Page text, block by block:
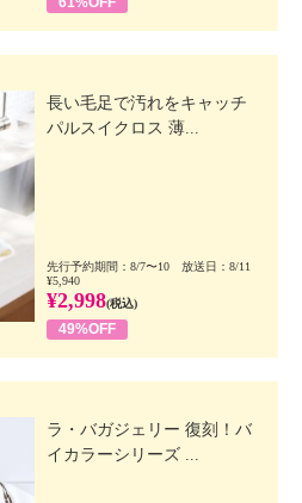
長い毛足で汚れをキャッチ
パルスイクロス 薄...
先行予約期間：8/7〜10 放送日：8/11
¥5,940
¥2,998(税込)
49%OFF
ラ・バガジェリー 復刻！バ
イカラーシリーズ ...